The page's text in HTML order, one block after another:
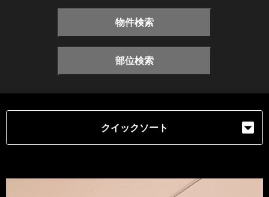
物件検索
部位検索
クイックソート